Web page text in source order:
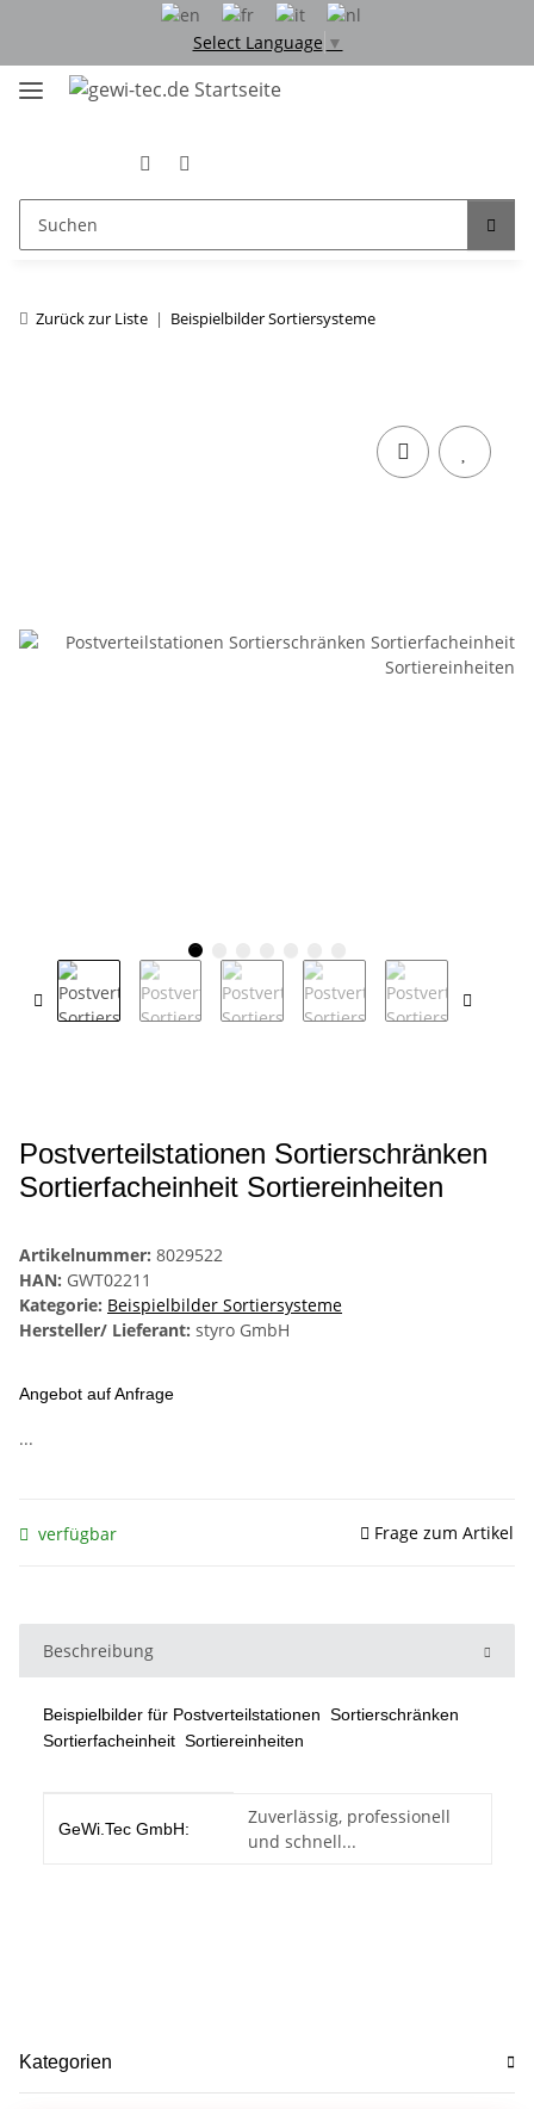
Select Language ▼
Zurück zur Liste Beispielbilder Sortiersysteme
Postverteilstationen Sortierschränken
Sortierfacheinheit Sortiereinheiten
Artikelnummer: 8029522
HAN: GWT02211
Kategorie: Beispielbilder Sortiersysteme
Hersteller/ Lieferant: styro GmbH
Angebot auf Anfrage
...
verfügbar Frage zum Artikel
Beschreibung
Beispielbilder für Postverteilstationen Sortierschränken
Sortierfacheinheit Sortiereinheiten
GeWi.Tec GmbH:
Zuverlässig, professionell
und schnell...
Kategorien